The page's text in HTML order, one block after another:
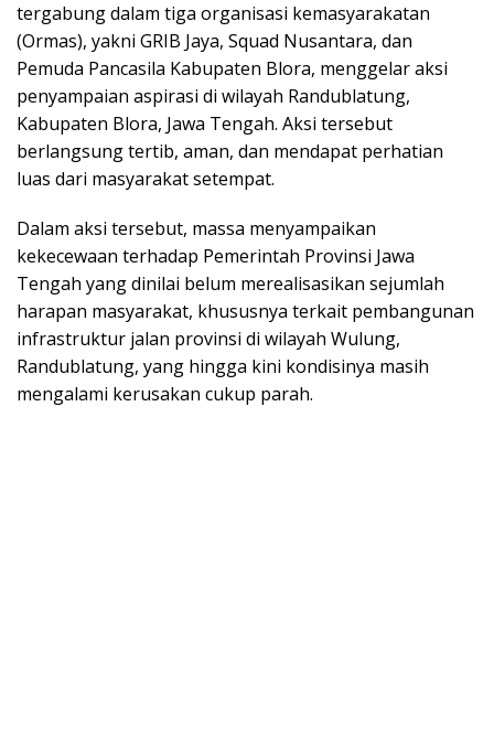
tergabung dalam tiga organisasi kemasyarakatan
(Ormas), yakni GRIB Jaya, Squad Nusantara, dan
Pemuda Pancasila Kabupaten Blora, menggelar aksi
penyampaian aspirasi di wilayah Randublatung,
Kabupaten Blora, Jawa Tengah. Aksi tersebut
berlangsung tertib, aman, dan mendapat perhatian
luas dari masyarakat setempat.
Dalam aksi tersebut, massa menyampaikan
kekecewaan terhadap Pemerintah Provinsi Jawa
Tengah yang dinilai belum merealisasikan sejumlah
harapan masyarakat, khususnya terkait pembangunan
infrastruktur jalan provinsi di wilayah Wulung,
Randublatung, yang hingga kini kondisinya masih
mengalami kerusakan cukup parah.